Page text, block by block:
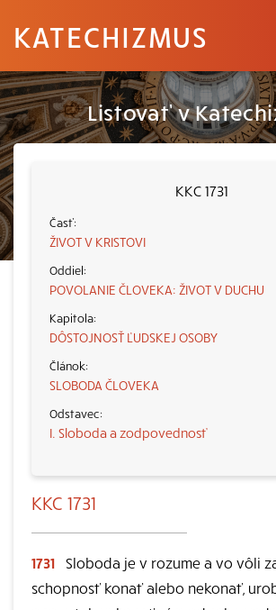
KATECHIZMUS
Listovať v
KKC 1731
ŽIVOT V KRISTOVI
POVOLANIE ČLOVEKA: ŽIVOT V DUCHU
DÔSTOJNOSŤ ĽUDSKEJ OSOBY
SLOBODA ČLOVEKA
I. Sloboda a zodpovednosť
KKC 1731
1731 Sloboda je v rozume a vo vôli
schopnosť konať alebo nekonať,